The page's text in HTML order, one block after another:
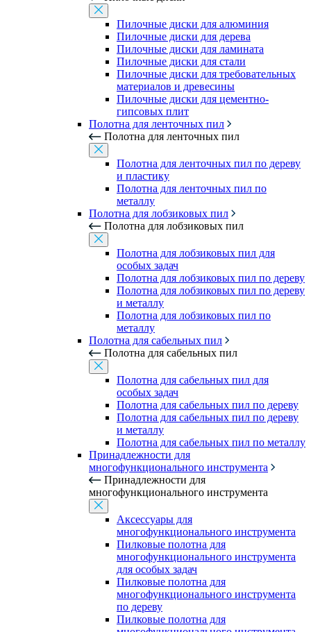
Пилочные диски для алюминия
Пилочные диски для дерева
Пилочные диски для ламината
Пилочные диски для стали
Пилочные диски для требовательных
материалов и древесины
Пилочные диски для цементно-
гипсовых плит
Полотна для ленточных пил
Полотна для ленточных пил
Полотна для ленточных пил по дереву
и пластику
Полотна для ленточных пил по
металлу
Полотна для лобзиковых пил
Полотна для лобзиковых пил
Полотна для лобзиковых пил для
особых задач
Полотна для лобзиковых пил по дереву
Полотна для лобзиковых пил по дереву
и металлу
Полотна для лобзиковых пил по
металлу
Полотна для сабельных пил
Полотна для сабельных пил
Полотна для сабельных пил для
особых задач
Полотна для сабельных пил по дереву
Полотна для сабельных пил по дереву
и металлу
Полотна для сабельных пил по металлу
Принадлежности для
многофункционального инструмента
Принадлежности для
многофункционального инструмента
Аксессуары для
многофункционального инструмента
Пилковые полотна для
многофункционального инструмента
для особых задач
Пилковые полотна для
многофункционального инструмента
по дереву
Пилковые полотна для